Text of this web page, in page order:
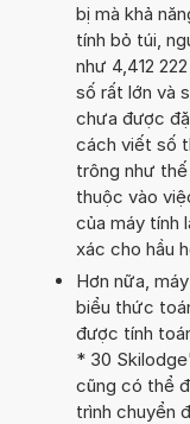
bị mà khả
tính bỏ túi,
như 4,412
số rất lớn và
chưa được
cách viết số
trông như thế
thuộc vào
của máy tính
xác cho hầu
Hơn nữa,
biểu thức
được tính
* 30
cũng có thể
trình chuyển